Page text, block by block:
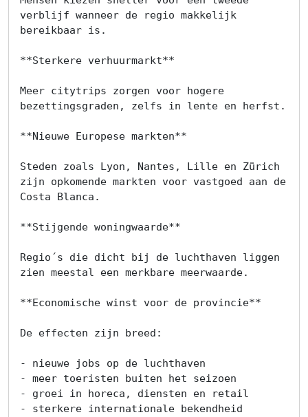
verblijf wanneer de regio makkelijk
bereikbaar is.
**Sterkere verhuurmarkt**
Meer citytrips zorgen voor hogere
bezettingsgraden, zelfs in lente en herfst.
**Nieuwe Europese markten**
Steden zoals Lyon, Nantes, Lille en Zürich
zijn opkomende markten voor vastgoed aan de
Costa Blanca.
**Stijgende woningwaarde**
Regio´s die dicht bij de luchthaven liggen
zien meestal een merkbare meerwaarde.
**Economische winst voor de provincie**
De effecten zijn breed:
- nieuwe jobs op de luchthaven
- meer toeristen buiten het seizoen
- groei in horeca, diensten en retail
- sterkere internationale bekendheid